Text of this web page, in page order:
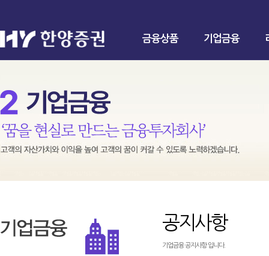
금융상품 기업금융
공지사항
기업금융 공지사항 입니다.